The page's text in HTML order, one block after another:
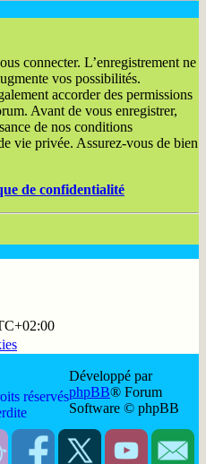
connecter. L’enregistrement ne
vos possibilités.
accorder des permissions
Avant de vous enregistrer,
de nos conditions
vie privée. Assurez-vous de bien
de confidentialité
réservés
FacebookTwitter YouTube
Développé par
phpBB® Forum
Software © phpBB